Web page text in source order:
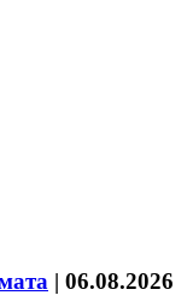
| 06.08.2026